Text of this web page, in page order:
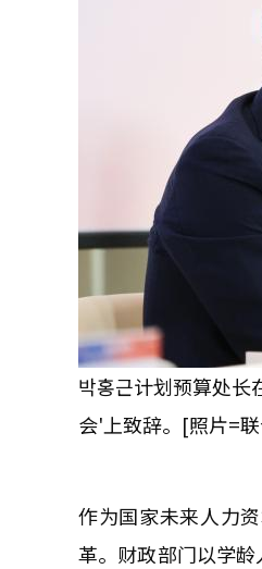
박홍근计划预算处长
会'上致辞。[照片=
作为国家未来人力
革。财政部门以学